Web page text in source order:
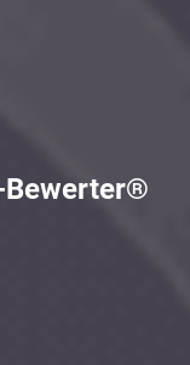
Bewerter®